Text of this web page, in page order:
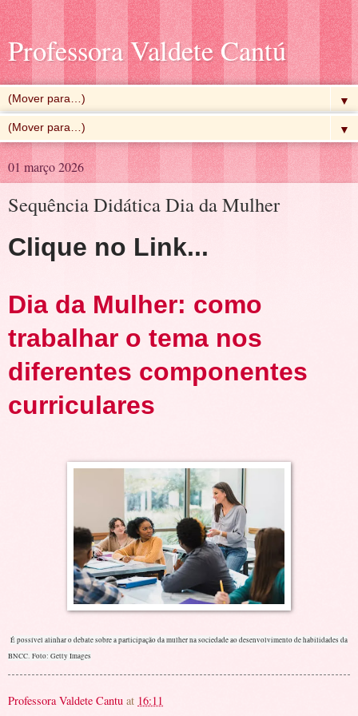
Professora Valdete Cantú
▼
▼
01 março 2026
Sequência Didática Dia da Mulher
Clique no Link...
Dia da Mulher: como
trabalhar o tema nos
diferentes componentes
curriculares
É possível alinhar o debate sobre a participação da mulher na sociedade ao desenvolvimento de habilidades da
BNCC. Foto: Getty Images
Professora Valdete Cantu at 16:11